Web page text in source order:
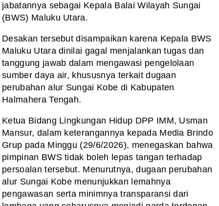
jabatannya sebagai Kepala Balai Wilayah Sungai
(BWS) Maluku Utara.
Desakan tersebut disampaikan karena Kepala BWS
Maluku Utara dinilai gagal menjalankan tugas dan
tanggung jawab dalam mengawasi pengelolaan
sumber daya air, khususnya terkait dugaan
perubahan alur Sungai Kobe di Kabupaten
Halmahera Tengah.
Ketua Bidang Lingkungan Hidup DPP IMM, Usman
Mansur, dalam keterangannya kepada Media Brindo
Grup pada Minggu (29/6/2026), menegaskan bahwa
pimpinan BWS tidak boleh lepas tangan terhadap
persoalan tersebut. Menurutnya, dugaan perubahan
alur Sungai Kobe menunjukkan lemahnya
pengawasan serta minimnya transparansi dari